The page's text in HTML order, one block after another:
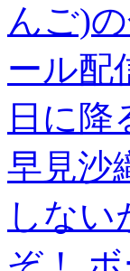
んご)
ール配
日に
早見沙
しな